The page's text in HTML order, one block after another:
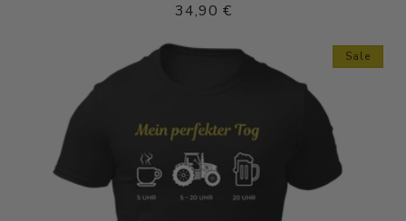
Normaler
34,90 €
Sale